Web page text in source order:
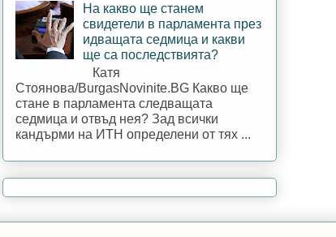
На какво ще станем
свидетели в парламента през
идващата седмица и какви
ще са последствията?
Катя
Стоянова/BurgasNovinite.BG Какво ще
стане в парламента следващата
седмица и отвъд нея? Зад всички
кандърми на ИТН определени от тях ...